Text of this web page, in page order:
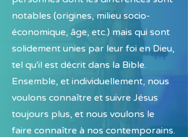
notables (origines, milieu socio-
économique, âge, etc.) mais qui sont
solidement unies par leur foi en Dieu,
tel qu'il est décrit dans la Bible.
Ensemble, et individuellement, nous
voulons connaître et suivre Jésus
toujours plus, et nous voulons le
faire connaître à nos contemporains.